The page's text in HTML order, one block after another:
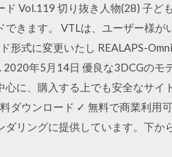
Vol.119 切り抜き人物(28) 子ど
きます。 VTLは、ユーザー様
形式に変更いたし REALAPS-
2020年5月14日 優良な3DCGの
に、購入する上でも安全なサ
ダウンロード ✓ 無料で商業利用
ダリングに提供しています。下